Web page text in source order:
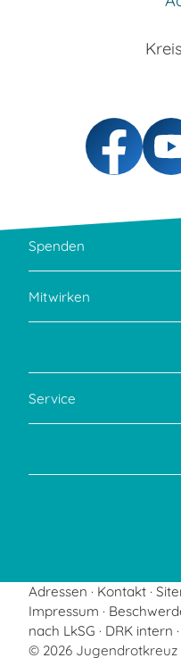
Spenden
Mitwirken
Service
Adressen Kontakt
Impressum
nach LkSG
DRK intern
© 2026